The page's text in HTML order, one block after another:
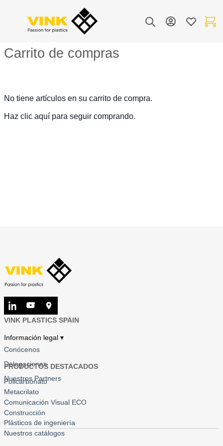
Lista de
Mi cuenta Mi
Carrito de compras
No tiene artículos en su carrito de compra.
Haz clic aquí para seguir comprando.
VINK PLASTICS SPAIN
Información legal ▾
Conócenos
Delegaciones
Nuestros Partners
PRODUCTOS DESTACADOS
Policarbonato
Metacrilato
Comunicación Visual ECO
Construcción
Plásticos de ingeniería
Nuestros catálogos